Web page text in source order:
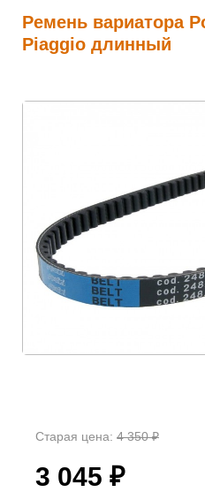
Ремень вариатора
Piaggio длинный
Старая цена: 4 350₽
3 045 ₽